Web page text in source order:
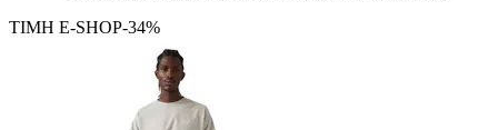
ΤΙΜΗ E-SHOP-34%